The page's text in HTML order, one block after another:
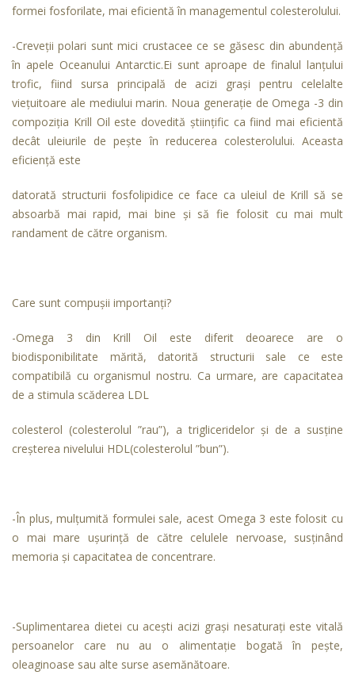
formei fosforilate, mai eficientă în managementul colesterolului.
-Creveții polari sunt mici crustacee ce se găsesc din abundență
în apele Oceanului Antarctic.Ei sunt aproape de finalul lanțului
trofic, fiind sursa principală de acizi grași pentru celelalte
viețuitoare ale mediului marin. Noua generație de Omega -3 din
compoziția Krill Oil este dovedită științific ca fiind mai eficientă
decât uleiurile de pește în reducerea colesterolului. Aceasta
eficiență este
datorată structurii fosfolipidice ce face ca uleiul de Krill să se
absoarbă mai rapid, mai bine și să fie folosit cu mai mult
randament de către organism.
Care sunt compușii importanți?
-Omega 3 din Krill Oil este diferit deoarece are o
biodisponibilitate mărită, datorită structurii sale ce este
compatibilă cu organismul nostru. Ca urmare, are capacitatea
de a stimula scăderea LDL
colesterol (colesterolul ”rau”), a trigliceridelor și de a susține
creșterea nivelului HDL(colesterolul ”bun”).
-În plus, mulțumită formulei sale, acest Omega 3 este folosit cu
o mai mare ușurință de către celulele nervoase, susținând
memoria și capacitatea de concentrare.
-Suplimentarea dietei cu acești acizi grași nesaturați este vitală
persoanelor care nu au o alimentație bogată în pește,
oleaginoase sau alte surse asemănătoare.